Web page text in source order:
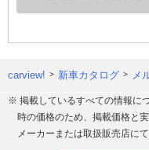
carview! 新車カタログ メ
※ 掲載しているすべての情報に
時の価格のため、掲載価格と
メーカーまたは取扱販売店に